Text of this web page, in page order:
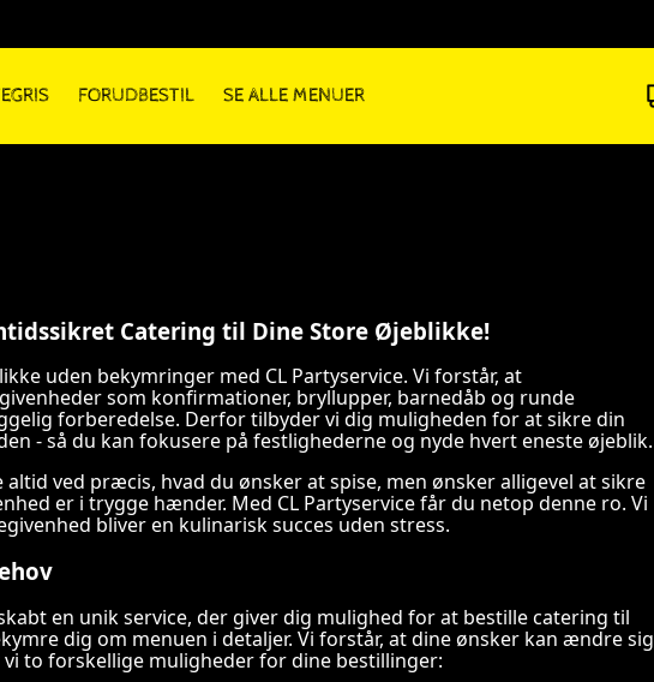
FORUDBESTIL SE ALLE MENUER
Catering til Dine Store Øjeblikke!
uden bekymringer med CL Partyservice. Vi forstår, at
som konfirmationer, bryllupper, barnedåb og runde
forberedelse. Derfor tilbyder vi dig muligheden for at sikre din
- så du kan fokusere på festlighederne og nyde hvert eneste øjeblik.
altid ved præcis, hvad du ønsker at spise, men ønsker alligevel at sikre
er i trygge hænder. Med CL Partyservice får du netop denne ro. Vi
bliver en kulinarisk succes uden stress.
en unik service, der giver dig mulighed for at bestille catering til
dig om menuen i detaljer. Vi forstår, at dine ønsker kan ændre sig
to forskellige muligheder for dine bestillinger: